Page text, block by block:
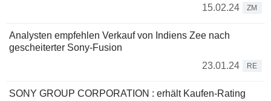
15.02.24
ZM
Analysten empfehlen Verkauf von Indiens Zee nach
gescheiterter Sony-Fusion
23.01.24
RE
SONY GROUP CORPORATION : erhält Kaufen-Rating